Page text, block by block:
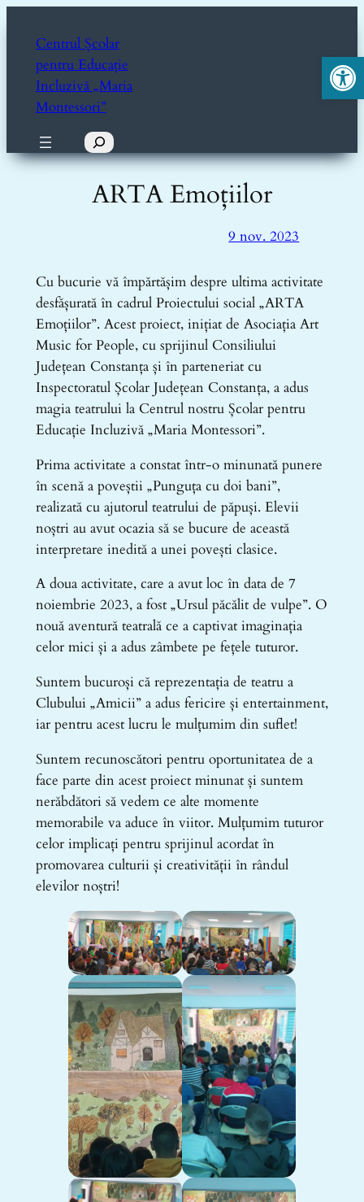
Deschide
conținut
Centrul Școlar
pentru Educație
Incluzivă „Maria
Montessori”
Caută
ARTA Emoțiilor
9 nov. 2023
Cu bucurie vă împărtășim despre ultima activitate
desfășurată în cadrul Proiectului social „ARTA
Emoțiilor”. Acest proiect, inițiat de Asociaţia Art
Music for People, cu sprijinul Consiliului
Județean Constanța și în parteneriat cu
Inspectoratul Școlar Județean Constanța, a adus
magia teatrului la Centrul nostru Școlar pentru
Educație Incluzivă „Maria Montessori”.
Prima activitate a constat într-o minunată punere
în scenă a poveștii „Punguța cu doi bani”,
realizată cu ajutorul teatrului de păpuși. Elevii
noștri au avut ocazia să se bucure de această
interpretare inedită a unei povești clasice.
A doua activitate, care a avut loc în data de 7
noiembrie 2023, a fost „Ursul păcălit de vulpe”. O
nouă aventură teatrală ce a captivat imaginația
celor mici și a adus zâmbete pe fețele tuturor.
Suntem bucuroși că reprezentația de teatru a
Clubului „Amicii” a adus fericire și entertainment,
iar pentru acest lucru le mulțumim din suflet!
Suntem recunoscători pentru oportunitatea de a
face parte din acest proiect minunat și suntem
nerăbdători să vedem ce alte momente
memorabile va aduce în viitor. Mulțumim tuturor
celor implicați pentru sprijinul acordat în
promovarea culturii și creativității în rândul
elevilor noștri!